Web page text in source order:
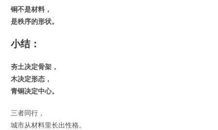
铜不是材料，
是秩序的形状。
小结：
夯土决定骨架，
木决定形态，
青铜决定中心。
三者同行，
城市从材料里长出性格。